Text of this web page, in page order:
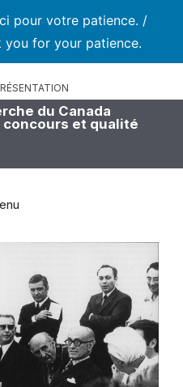
pour votre patience. /
you for your patience.
du Canada
et qualité